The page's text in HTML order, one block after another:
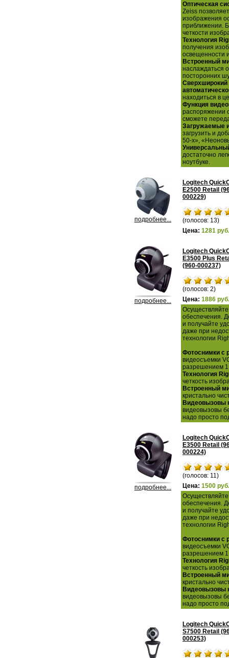
Оптическая
Zeiss
изображения
приближении.
четкости
Технология
получения
освещенности
Встроенный
наслаждаться
посторонних
Сверхширокий
находиться в
Функция
распоряжении
сможете
Загружаемые
загрузить и
50-х»,
достаточно
ноутбуке.
подробнее...
Logitech
E2500 Retail
000229)
(голосов: 13)
Цена: 1281 руб.
подробнее...
Logitech
E3500 Plus
(960-000237)
(голосов: 2)
Цена: 1886 руб.
обеспечения.
и получайте
даже при
технологии
Фотоснимки с
видеосъемки
разрешением
Технология
четкость
Встроенный
кристально
Видеовызовы
видеовызовы
надо просто
подробнее...
Logitech
E3500 Retail
000224)
(голосов: 11)
Цена: 1500 руб.
обеспечения.
и получайте
даже при
технологии
Фотоснимки с
видеосъемки
разрешением
Технология
четкость
Встроенный
кристально
Видеовызовы
видеовызовы
надо просто
Logitech
S7500 Retail
000253)